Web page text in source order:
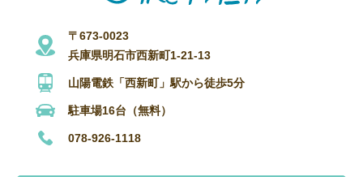
〒673-0023
兵庫県明石市西新町1-21-13
山陽電鉄「西新町」駅から徒歩5分
駐車場16台（無料）
078-926-1118